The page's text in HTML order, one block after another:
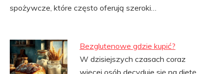
spożywcze, które często oferują szeroki…
Bezglutenowe gdzie kupić?
W dzisiejszych czasach coraz
więcej osób decyduje się na dietę